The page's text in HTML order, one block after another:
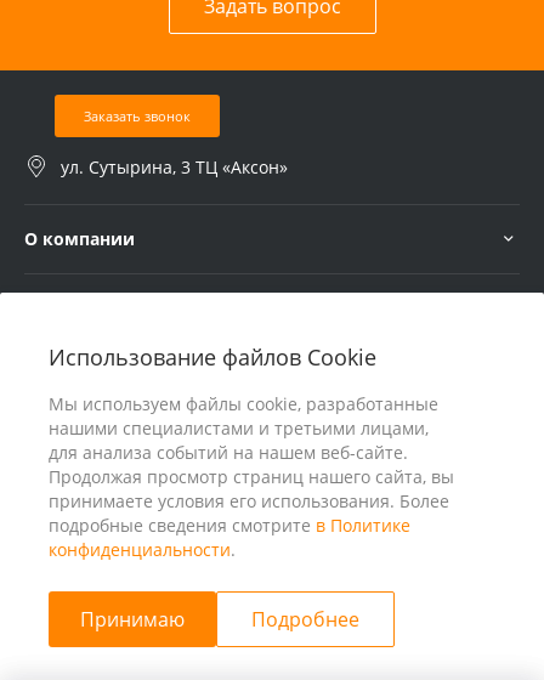
Использование файлов Cookie
Мы используем файлы cookie, разработанные
нашими специалистами и третьими лицами,
для анализа событий на нашем веб-сайте.
Продолжая просмотр страниц нашего сайта, вы
принимаете условия его использования. Более
подробные сведения смотрите в Политике
конфиденциальности.
Принимаю Подробнее
Задать вопрос
Заказать звонок
ул. Сутырина, 3 ТЦ «Аксон»
О компании